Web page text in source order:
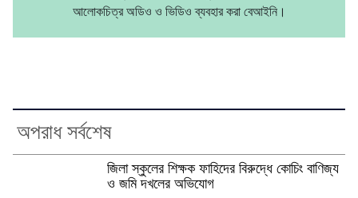
আলোকচিত্র অডিও ও ভিডিও ব্যবহার করা বেআইনি।
অপরাধ সর্বশেষ
জিলা স্কুলের শিক্ষক ফাহিদের বিরুদ্ধে কোচিং বাণিজ্য
ও জমি দখলের অভিযোগ